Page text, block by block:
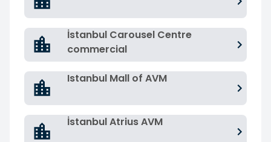
İstanbul Carousel Centre
commercial
Istanbul Mall of AVM
İstanbul Atrius AVM